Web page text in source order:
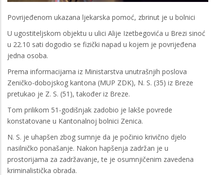
Povrijeđenom ukazana ljekarska pomoć, zbrinut je u bolnici
U ugostiteljskom objektu u ulici Alije Izetbegovića u Brezi sinoć
u 22.10 sati dogodio se fizički napad u kojem je povrijeđena
jedna osoba.
Prema informacijama iz Ministarstva unutrašnjih poslova
Zeničko-dobojskog kantona (MUP ZDK), N. S. (35) iz Breze
pretukao je Z. S. (51), također iz Breze.
Tom prilikom 51-godišnjak zadobio je lakše povrede
konstatovane u Kantonalnoj bolnici Zenica.
N. S. je uhapšen zbog sumnje da je počinio krivično djelo
nasilničko ponašanje. Nakon hapšenja zadržan je u
prostorijama za zadržavanje, te je osumnjičenim zavedena
kriminalistička obrada.